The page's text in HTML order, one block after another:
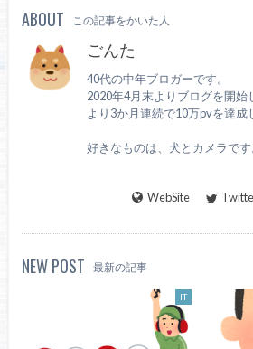
ABOUT この記事をかいた人
ごんた
40代の中年ブロガーです。
2020年4月末よりブログを開始
より3か月連続で10万pvを達成
好きなものは、犬とカメラです
WebSite
NEW POST 最新の記事
IT